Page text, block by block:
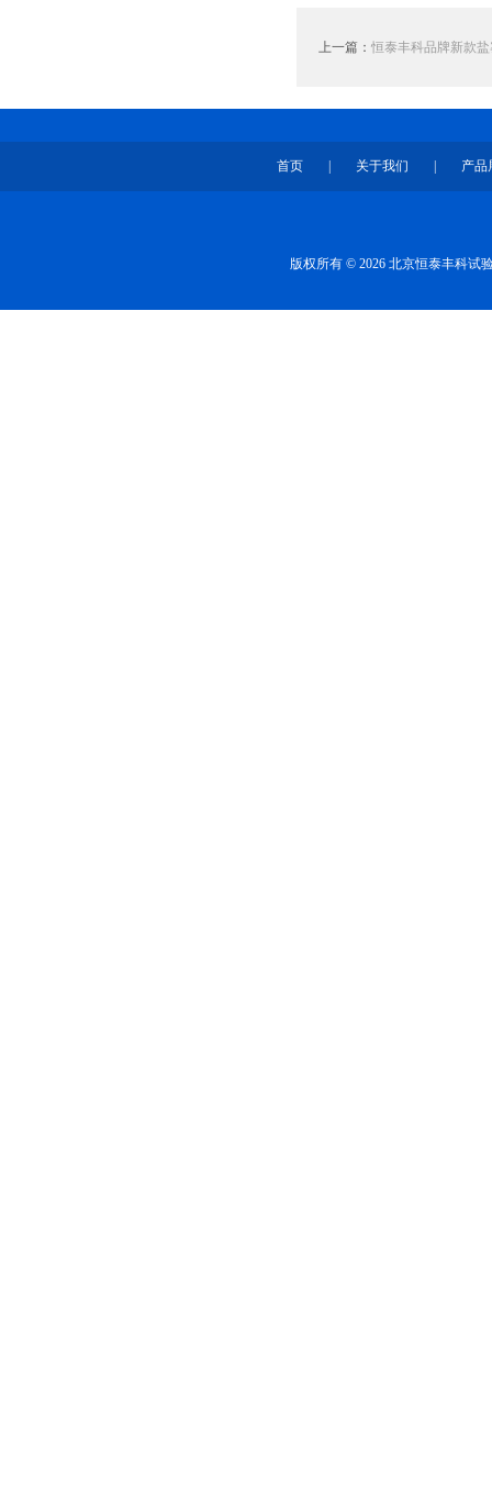
上一篇： 恒泰丰科品牌新款
首页 关于我们 产品
版权所有 © 2026 北京恒泰丰科试